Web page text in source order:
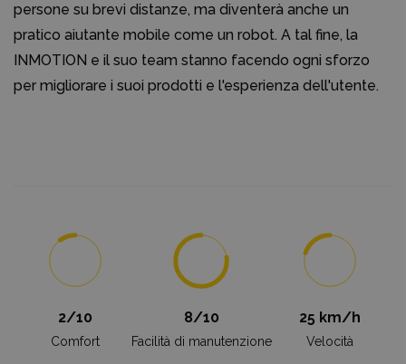
persone su brevi distanze, ma diventerà anche un
pratico aiutante mobile come un robot. A tal fine, la
INMOTION e il suo team stanno facendo ogni sforzo
per migliorare i suoi prodotti e l'esperienza dell'utente.
2/10
Comfort
8/10
Facilità di manutenzione
25 km/h
Velocità